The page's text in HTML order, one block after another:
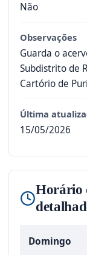
Não
Observações
Guarda o
Subdistrito de
Cartório de
Última
15/05/2026
Horário
Domingo